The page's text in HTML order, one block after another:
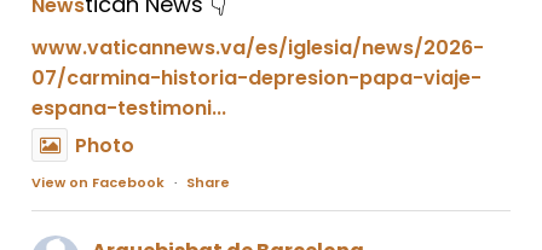
www.vaticannews.va/es/iglesia/news/2026-
07/carmina-historia-depresion-papa-viaje-
espana-testimoni...
Photo
View on Facebook · Share